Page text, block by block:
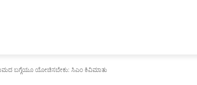
ಬಗ್ಗೆಯೂ ಯೋಚಿಸಬೇಕು: ಸಿಎಂ ಕಿವಿಮಾತು